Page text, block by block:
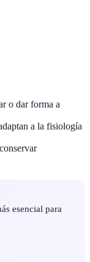
o dar forma a
a la fisiología
esencial para